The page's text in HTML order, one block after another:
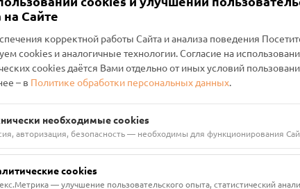
Проект Помним»
Руднянский, г. Рудня, улица Западная, д. 26А, пом. 18
БАНК"
Сайте
корректной работы Сайта и анализа поведения
cookies и аналогичные технологии. Согласие на
cookies даётся Вами отдельно от иных условий
– в Политике обработки персональных данных.
необходимые cookies
авторизация, безопасность — необходимы для функционирования
cookies
— улучшение пользовательского опыта, статистический